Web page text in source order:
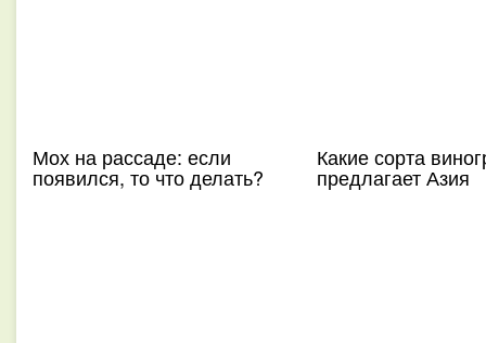
Мох на рассаде: если
появился, то что делать?
Какие сорта
предлагает Азия